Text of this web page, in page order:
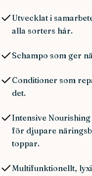
Utvecklat i
alla sorters hår.
Schampo som ger
Conditioner som
det.
Intensive
för djupare
toppar.
Multifunktionellt,